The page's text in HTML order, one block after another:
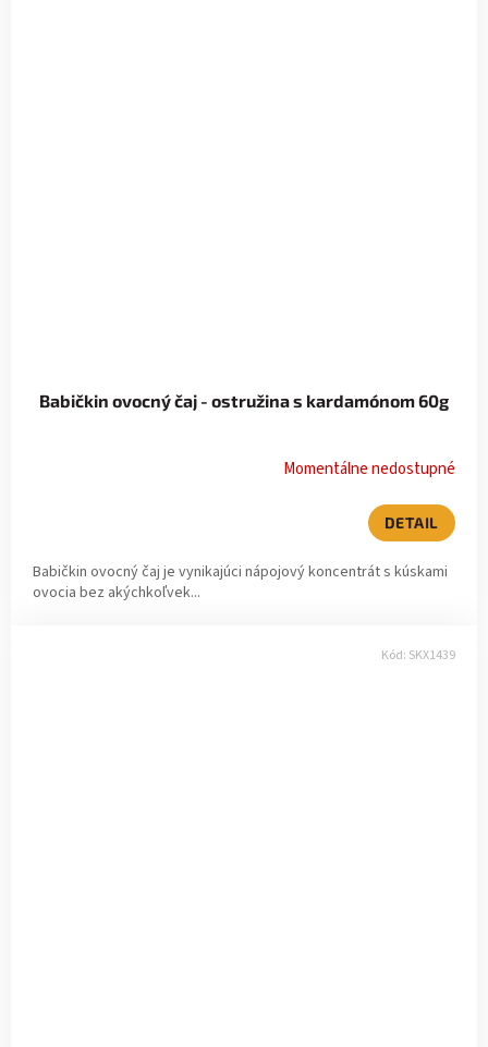
Babičkin ovocný čaj - ostružina s kardamónom 60g
Momentálne nedostupné
DETAIL
Babičkin ovocný čaj je vynikajúci nápojový koncentrát s kúskami
ovocia bez akýchkoľvek...
Kód: SKX1439